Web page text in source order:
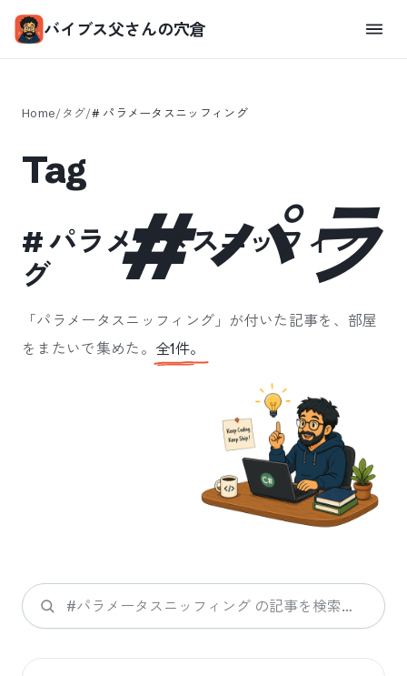
バイブス父さんの穴倉
Home/タグ/# パラメータスニッフィング
#パ
Tag
#パラメータスニッフィン
グ
「パラメータスニッフィング 」が付いた記事を、部屋
をまたいで集めた。 全1件。
検索